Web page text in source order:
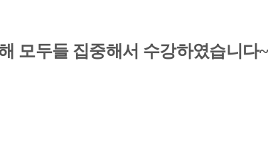
모두들 집중해서 수강하였습니다~